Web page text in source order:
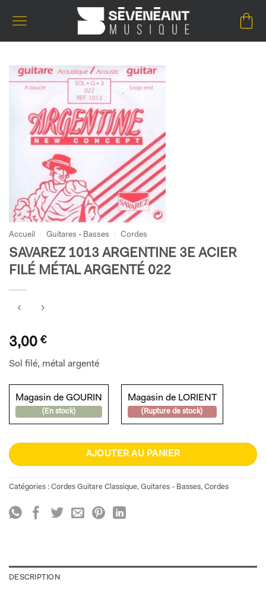
Accueil / Guitares - Basses / Cordes
SAVAREZ 1013 ARGENTINE 3E ACIER
FILÉ MÉTAL ARGENTÉ 022
3,00 €
Sol filé, métal argenté
Magasin de GOURIN
(En stock)
Magasin de LORIENT
(Rupture de stock)
AJOUTER AU PANIER
Catégories : Cordes Guitare Classique, Guitares - Basses, Cordes
DESCRIPTION